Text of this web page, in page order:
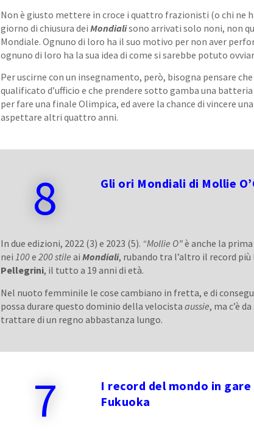
Non è giusto mettere in croce i quattro frazionisti (o chi ne
giorno di chiusura deiMondialisono arrivati solo noni, non
Mondiale. Ognuno di loro ha il suo motivo per non aver
ognuno di loro ha la sua idea di come si sarebbe potuto
Per uscirne con un insegnamento, però, bisogna pensare
qualificato d’ufficio e che prendere sotto gamba una
per fare una finale Olimpica, ed avere la chance di vincere
aspettare altri quattro anni.
8 Gli ori Mondiali di Mollie
In due edizioni, 2022 (3) e 2023 (5). “Mollie O”è anche la
nei100e200 stile aiMondiali, rubando tra l’altro il record
Pellegrini, il tutto a 19 anni di età.
Nel nuoto femminile le cose cambiano in fretta, e di
possa durare questo dominio della velocistaaussie, ma c’è
trattare di un regno abbastanza lungo.
7
I record del mondo in
Fukuoka